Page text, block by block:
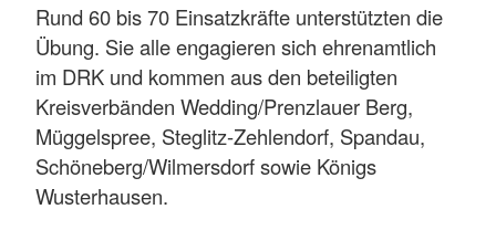
Rund 60 bis 70 Einsatzkräfte unterstützten die
Übung. Sie alle engagieren sich ehrenamtlich
im DRK und kommen aus den beteiligten
Kreisverbänden Wedding/Prenzlauer Berg,
Müggelspree, Steglitz-Zehlendorf, Spandau,
Schöneberg/Wilmersdorf sowie Königs
Wusterhausen.